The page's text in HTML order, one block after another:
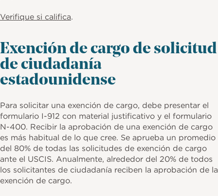
Verifique si califica.
Exención de cargo de solicitud
de ciudadanía
estadounidense
Para solicitar una exención de cargo, debe presentar el
formulario I-912 con material justificativo y el formulario
N-400. Recibir la aprobación de una exención de cargo
es más habitual de lo que cree. Se aprueba un promedio
del 80% de todas las solicitudes de exención de cargo
ante el USCIS. Anualmente, alrededor del 20% de todos
los solicitantes de ciudadanía reciben la aprobación de la
exención de cargo.